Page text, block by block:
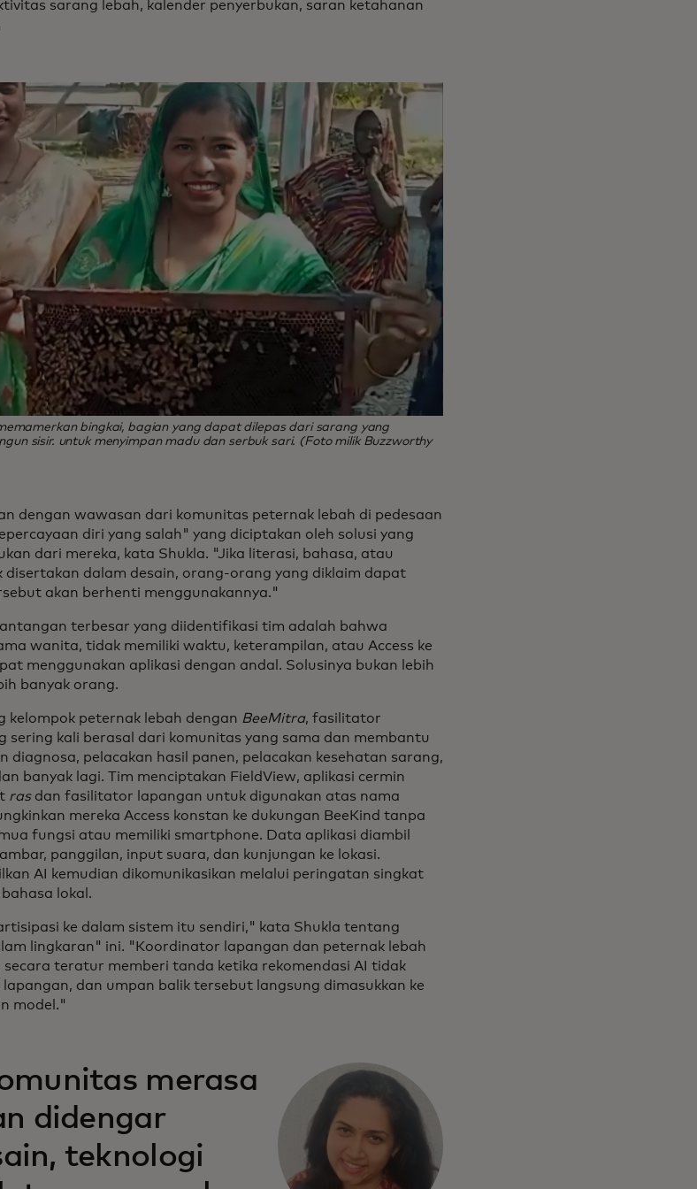
sarang lebah, kalender penyerbukan, saran ketahanan
bingkai, bagian yang dapat dilepas dari sarang yang
sisir. untuk menyimpan madu dan serbuk sari. (Foto milik Buzzworthy
dengan wawasan dari komunitas peternak lebah di pedesaan
diri yang salah" yang diciptakan oleh solusi yang
dari mereka, kata Shukla. "Jika literasi, bahasa, atau
disertakan dalam desain, orang-orang yang diklaim dapat
akan berhenti menggunakannya."
terbesar yang diidentifikasi tim adalah bahwa
wanita, tidak memiliki waktu, keterampilan, atau Access ke
menggunakan aplikasi dengan andal. Solusinya bukan lebih
banyak orang.
kelompok peternak lebah dengan BeeMitra, fasilitator
sering kali berasal dari komunitas yang sama dan membantu
diagnosa, pelacakan hasil panen, pelacakan kesehatan sarang,
banyak lagi. Tim menciptakan FieldView, aplikasi cermin
ras dan fasilitator lapangan untuk digunakan atas nama
mereka Access konstan ke dukungan BeeKind tanpa
fungsi atau memiliki smartphone. Data aplikasi diambil
panggilan, input suara, dan kunjungan ke lokasi.
AI kemudian dikomunikasikan melalui peringatan singkat
lokal.
ke dalam sistem itu sendiri," kata Shukla tentang
lingkaran" ini. "Koordinator lapangan dan peternak lebah
secara teratur memberi tanda ketika rekomendasi AI tidak
lapangan, dan umpan balik tersebut langsung dimasukkan ke
model."
merasa
didengar
teknologi